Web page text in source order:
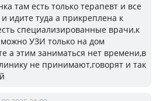
там есть только терапевт и все
и идите туда а прикреплена к
специализированные врачи,к
УЗИ только на дом
а этим заниматься нет времени,в
не принимают,говорят и так